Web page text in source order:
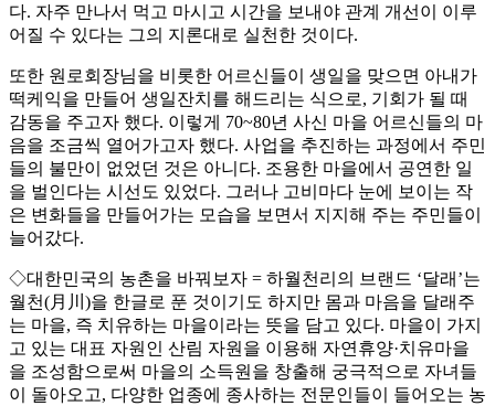
다. 자주 만나서 먹고 마시고 시간을 보내야 관계 개선이 이루
어질 수 있다는 그의 지론대로 실천한 것이다.
또한 원로회장님을 비롯한 어르신들이 생일을 맞으면 아내가
떡케익을 만들어 생일잔치를 해드리는 식으로, 기회가 될 때
감동을 주고자 했다. 이렇게 70~80년 사신 마을 어르신들의 마
음을 조금씩 열어가고자 했다. 사업을 추진하는 과정에서 주민
들의 불만이 없었던 것은 아니다. 조용한 마을에서 공연한 일
을 벌인다는 시선도 있었다. 그러나 고비마다 눈에 보이는 작
은 변화들을 만들어가는 모습을 보면서 지지해 주는 주민들이
늘어갔다.
◇대한민국의 농촌을 바꿔보자 = 하월천리의 브랜드 ‘달래’는
월천(月川)을 한글로 푼 것이기도 하지만 몸과 마음을 달래주
는 마을, 즉 치유하는 마을이라는 뜻을 담고 있다. 마을이 가지
고 있는 대표 자원인 산림 자원을 이용해 자연휴양·치유마을
을 조성함으로써 마을의 소득원을 창출해 궁극적으로 자녀들
이 돌아오고, 다양한 업종에 종사하는 전문인들이 들어오는 농